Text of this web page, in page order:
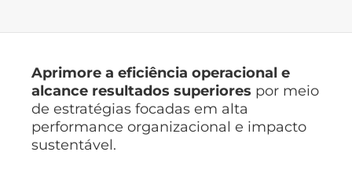
Aprimore a eficiência operacional e
alcance resultados superiores por meio
de estratégias focadas em alta
performance organizacional e impacto
sustentável.